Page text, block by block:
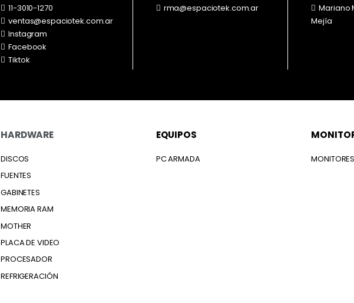
11-3010-1270
ventas@espaciotek.com.ar
Instagram
Facebook
Tiktok
rma@espaciotek.com.ar
Mariano
Mejía
HARDWARE
DISCOS
FUENTES
GABINETES
MEMORIA RAM
MOTHER
PLACA DE VIDEO
PROCESADOR
REFRIGERACIÓN
EQUIPOS
PC ARMADA MONITORES